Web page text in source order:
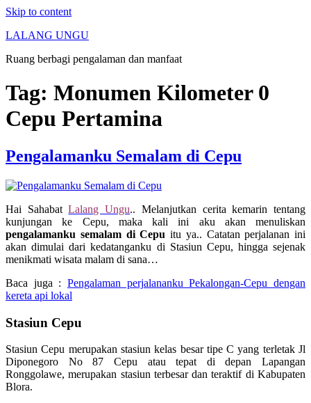
Skip to content
LALANG UNGU
Ruang berbagi pengalaman dan manfaat
Tag: Monumen Kilometer 0
Cepu Pertamina
Pengalamanku Semalam di Cepu
Hai SahabatLalang Ungu.. Melanjutkan cerita kemarin tentang
kunjungan ke Cepu, maka kali ini aku akan menuliskan
pengalamanku semalam di Cepu itu ya.. Catatan perjalanan ini
akan dimulai dari kedatanganku di Stasiun Cepu, hingga sejenak
menikmati wisata malam di sana…
Baca juga : Pengalaman perjalananku Pekalongan-Cepu dengan
kereta api lokal
Stasiun Cepu
Stasiun Cepu merupakan stasiun kelas besar tipe C yang terletak Jl
Diponegoro No 87 Cepu atau tepat di depan Lapangan
Ronggolawe, merupakan stasiun terbesar dan teraktif di Kabupaten
Blora.